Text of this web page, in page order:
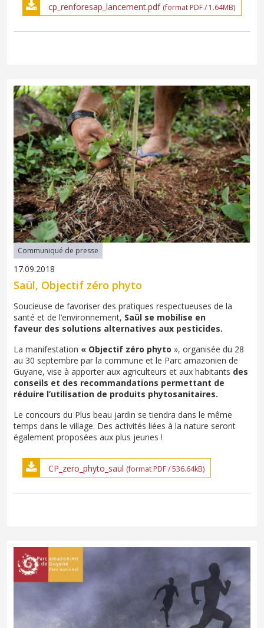
cp_renforesap_lancement.pdf (format PDF / 1.64MB)
Communiqué de presse
17.09.2018
Saül, Objectif zéro phyto
Soucieuse de favoriser des pratiques respectueuses de la
santé et de l’environnement, Saül se mobilise en
faveur des solutions alternatives aux pesticides.
La manifestation « Objectif zéro phyto », organisée du 28
au 30 septembre par la commune et le Parc amazonien de
Guyane, vise à apporter aux agriculteurs et aux habitants des
conseils et des recommandations permettant de
réduire l’utilisation de produits phytosanitaires.
Le concours du Plus beau jardin se tiendra dans le même
temps dans le village. Des activités liées à la nature seront
également proposées aux plus jeunes !
CP_zero_phyto_saul (format PDF / 536.64kB)